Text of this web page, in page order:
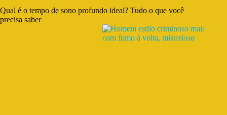
Qual é o tempo de sono profundo ideal? Tudo o que você
precisa saber